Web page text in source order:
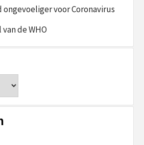
voor Coronavirus
de WHO